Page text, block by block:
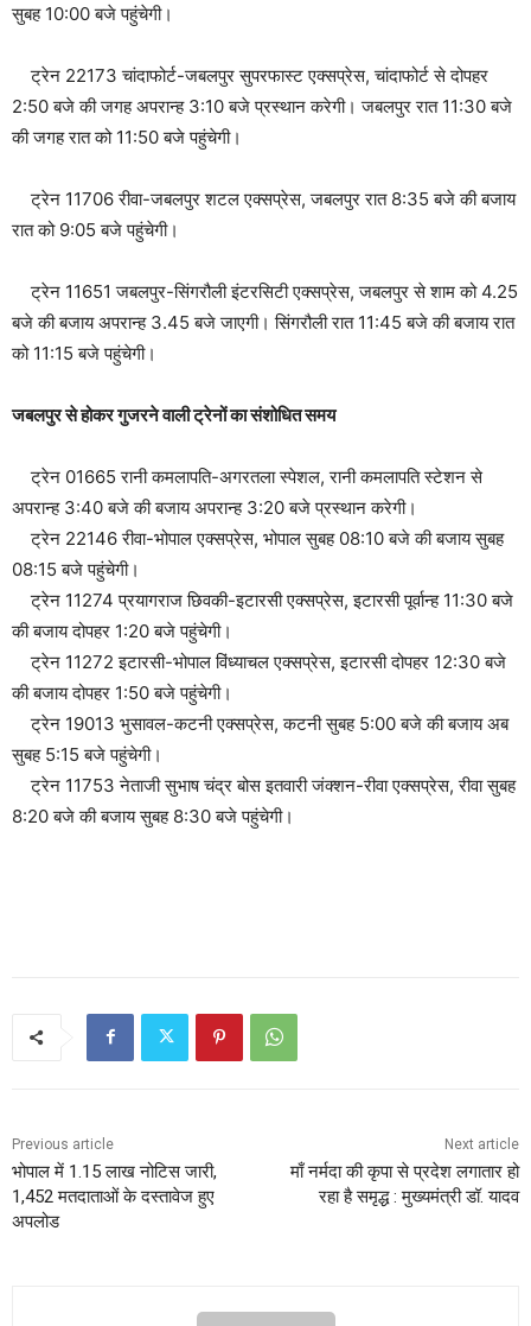
सुबह 10:00 बजे पहुंचेगी।
ट्रेन 22173 चांदाफोर्ट-जबलपुर सुपरफास्ट एक्सप्रेस, चांदाफोर्ट से दोपहर
2:50 बजे की जगह अपरान्ह 3:10 बजे प्रस्थान करेगी। जबलपुर रात 11:30 बजे
की जगह रात को 11:50 बजे पहुंचेगी।
ट्रेन 11706 रीवा-जबलपुर शटल एक्सप्रेस, जबलपुर रात 8:35 बजे की बजाय
रात को 9:05 बजे पहुंचेगी।
ट्रेन 11651 जबलपुर-सिंगरौली इंटरसिटी एक्सप्रेस, जबलपुर से शाम को 4.25
बजे की बजाय अपरान्ह 3.45 बजे जाएगी। सिंगरौली रात 11:45 बजे की बजाय रात
को 11:15 बजे पहुंचेगी।
जबलपुर से होकर गुजरने वाली ट्रेनों का संशोधित समय
ट्रेन 01665 रानी कमलापति-अगरतला स्पेशल, रानी कमलापति स्टेशन से
अपरान्ह 3:40 बजे की बजाय अपरान्ह 3:20 बजे प्रस्थान करेगी।
ट्रेन 22146 रीवा-भोपाल एक्सप्रेस, भोपाल सुबह 08:10 बजे की बजाय सुबह
08:15 बजे पहुंचेगी।
ट्रेन 11274 प्रयागराज छिवकी-इटारसी एक्सप्रेस, इटारसी पूर्वान्ह 11:30 बजे
की बजाय दोपहर 1:20 बजे पहुंचेगी।
ट्रेन 11272 इटारसी-भोपाल विंध्याचल एक्सप्रेस, इटारसी दोपहर 12:30 बजे
की बजाय दोपहर 1:50 बजे पहुंचेगी।
ट्रेन 19013 भुसावल-कटनी एक्सप्रेस, कटनी सुबह 5:00 बजे की बजाय अब
सुबह 5:15 बजे पहुंचेगी।
ट्रेन 11753 नेताजी सुभाष चंद्र बोस इतवारी जंक्शन-रीवा एक्सप्रेस, रीवा सुबह
8:20 बजे की बजाय सुबह 8:30 बजे पहुंचेगी।
Previous article
भोपाल में 1.15 लाख नोटिस जारी,
1,452 मतदाताओं के दस्तावेज हुए
अपलोड
Next article
माँ नर्मदा की कृपा से प्रदेश लगातार हो
रहा है समृद्ध : मुख्यमंत्री डॉ. यादव